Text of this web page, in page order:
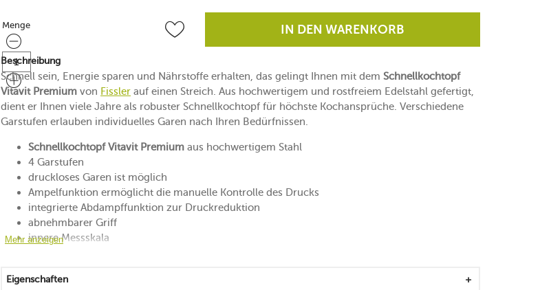
Menge
Menge IN DEN WARENKORB
Beschreibung
Schnell sein, Energie sparen und Nährstoffe erhalten, das gelingt Ihnen mit dem Schnellkochtopf
Vitavit Premium von Fissler auf einen Streich. Aus hochwertigem und rostfreiem Edelstahl gefertigt,
dient er Ihnen viele Jahre als robuster Schnellkochtopf für höchste Kochansprüche. Verschiedene
Garstufen erlauben individuelles Garen nach Ihren Bedürfnissen.
Schnellkochtopf Vitavit Premium aus hochwertigem Stahl
4 Garstufen
druckloses Garen ist möglich
Ampelfunktion ermöglicht die manuelle Kontrolle des Drucks
integrierte Abdampffunktion zur Druckreduktion
abnehmbarer Griff
innere Messskala
Wärme wird hervorragend aufgenommen, verteilt und gespeichert
Mehr anzeigen
Eigenschaften